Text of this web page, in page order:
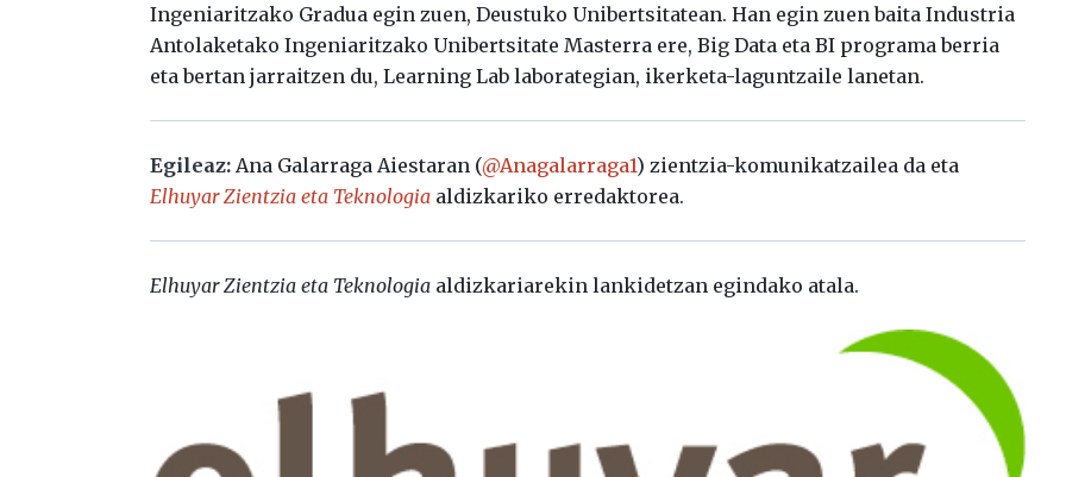
Ingeniaritzako Gradua egin zuen, Deustuko Unibertsitatean. Han egin zuen baita Industria
Antolaketako Ingeniaritzako Unibertsitate Masterra ere, Big Data eta BI programa berria
eta bertan jarraitzen du, Learning Lab laborategian, ikerketa-laguntzaile lanetan.
Egileaz: Ana Galarraga Aiestaran (@Anagalarraga1) zientzia-komunikatzailea da eta
Elhuyar Zientzia eta Teknologia aldizkariko erredaktorea.
Elhuyar Zientzia eta Teknologia aldizkariarekin lankidetzan egindako atala.